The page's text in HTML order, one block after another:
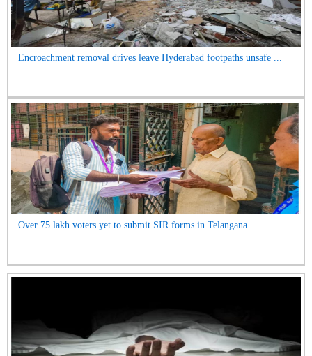
Encroachment removal drives leave Hyderabad footpaths unsafe ...
Over 75 lakh voters yet to submit SIR forms in Telangana...